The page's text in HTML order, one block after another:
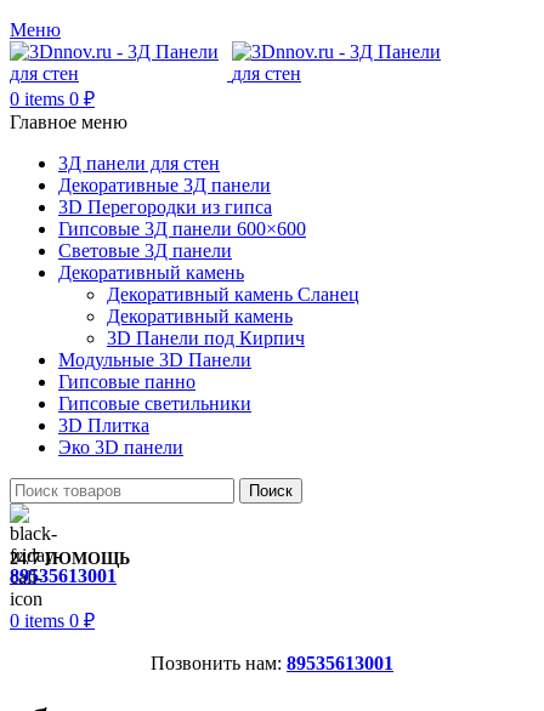
Меню
0 items 0 ₽
Главное меню
3Д панели для стен
Декоративные 3Д панели
3D Перегородки из гипса
Гипсовые 3Д панели 600×600
Световые 3Д панели
Декоративный камень
Декоративный камень Сланец
Декоративный камень
3D Панели под Кирпич
Модульные 3D Панели
Гипсовые панно
Гипсовые светильники
3D Плитка
Эко 3D панели
Поиск
24/7 ПОМОЩЬ
89535613001
0 items 0 ₽
Позвонить нам: 89535613001